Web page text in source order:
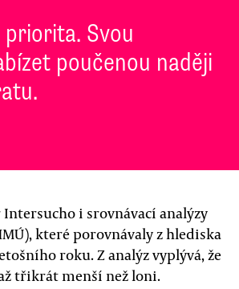
Svou
poučenou naději
i srovnávací analýzy
které porovnávaly z hlediska
roku. Z analýz vyplývá, že
třikrát menší než loni.